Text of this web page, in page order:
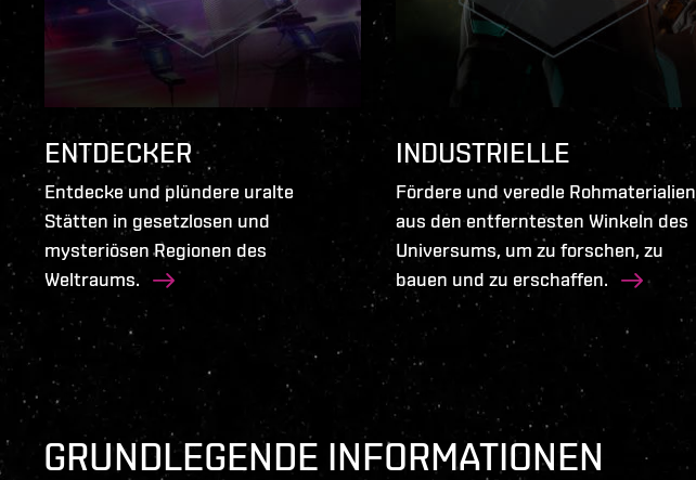
ENTDECKER
Entdecke und plündere uralte
Stätten in gesetzlosen und
mysteriösen Regionen des
Weltraums.
INDUSTRIELLE
Fördere und veredle Rohmaterialien
aus den entferntesten Winkeln des
Universums, um zu forschen, zu
bauen und zu erschaffen.
GRUNDLEGENDE INFORMATIONEN